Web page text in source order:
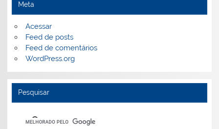
Meta
Acessar
Feed de posts
Feed de comentários
WordPress.org
Pesquisar